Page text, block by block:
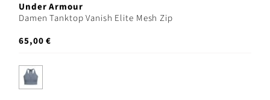
Under Armour
Damen Tanktop Vanish Elite Mesh Zip
65,00 €